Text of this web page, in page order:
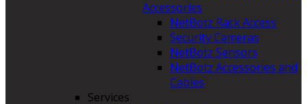
Accessories
NetBotz Rack Access
Security Cameras
NetBotz Sensors
NetBotz Accessories and
Cables
Services